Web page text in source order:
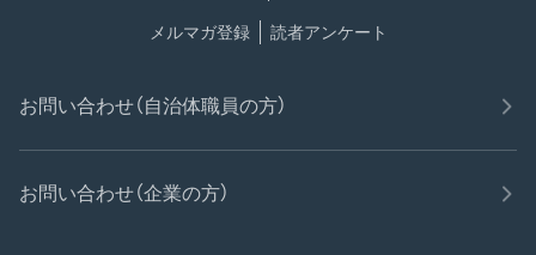
メルマガ登録 読者アンケート
お問い合わせ（自治体職員の方）
お問い合わせ（企業の方）